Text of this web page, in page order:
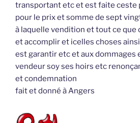
transportant etc et est faite ceste
pour le prix et somme de sept
à laquelle vendition et tout ce que
et accomplir et icelles choses
est garantir etc et aux dommages
vendeur soy ses hoirs etc
et condemnation
fait et donné à Angers